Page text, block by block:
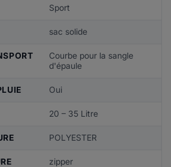
Sport
sac solide
Courbe pour la sangle
d'épaule
Oui
20 – 35 Litre
POLYESTER
zipper